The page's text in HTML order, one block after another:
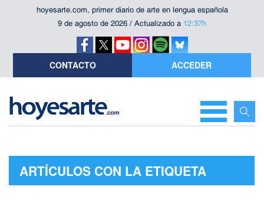
hoyesarte.com, primer diario de arte en lengua española
9 de agosto de 2026 / Actualizado a 12:37h
CONTACTO ACCEDER
ARTÍCULOS CON LA ETIQUETA